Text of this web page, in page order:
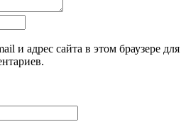
и адрес сайта в этом браузере для